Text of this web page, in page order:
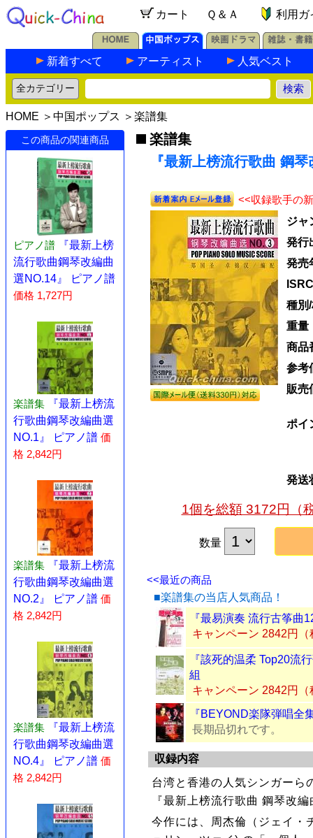
カート Ｑ＆Ａ 利用ガ
新着すべて アーティスト 人気ベスト
HOME ＞ 中国ポップス ＞ 楽譜集
この商品の関連商品
ピアノ譜
『最新上榜
流行歌曲鋼琴改編曲
選NO.14』 ピアノ譜
価格 1,727円
楽譜集
『最新上榜流
行歌曲鋼琴改編曲選
NO.1』 ピアノ譜 価
格 2,842円
楽譜集
『最新上榜流
行歌曲鋼琴改編曲選
NO.2』 ピアノ譜 価
格 2,842円
楽譜集
『最新上榜流
行歌曲鋼琴改編曲選
NO.4』 ピアノ譜 価
格 2,842円
楽譜集
『最新上榜流行歌曲 鋼
<<収録歌手の
ジャ
発行
発売
種別
重量
商品
参考
販売
ポイ
発送
1個を総額 3172円（
数量
<<最近の商品
■楽譜集の当店人気商品！
『最易演奏 流行古筝曲
キャンペーン 2842円（
『該死的温柔 Top20流
組
キャンペーン 2842円（
『BEYOND楽隊弾唱全
長期品切れです。
収録内容
台湾と香港の人気シンガーら
『最新上榜流行歌曲 鋼琴改
今作には、周杰倫（ジェイ・